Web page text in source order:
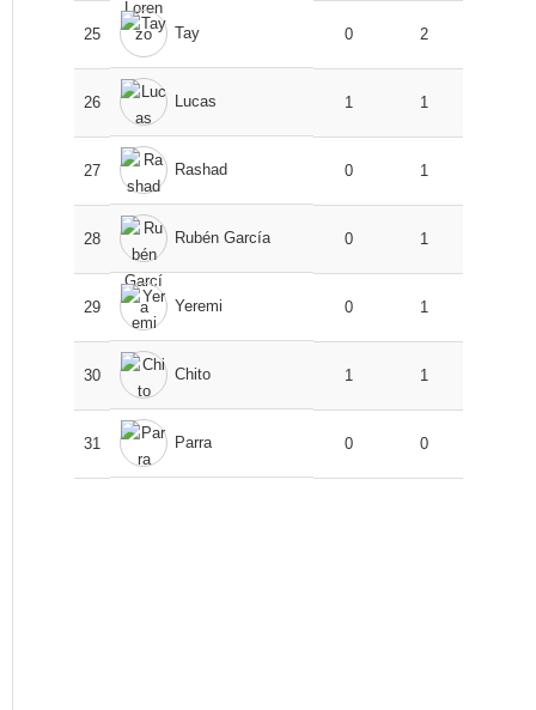
25 Tay 0 2
26 Lucas 1 1
27 Rashad 0 1
28 Rubén García 0 1
29 Yeremi 0 1
30 Chito 1 1
31 Parra 0 0